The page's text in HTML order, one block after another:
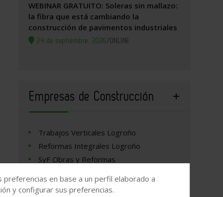
WEBINAR GRATUITO: Soleras sin mallazo:
la fibra que está cambiando la
construcción de pavimentos industriales
24 de septiembre, 2026/ONLINE
Empresas de Construcción
Trabajos Verticales Logroño
Reformas Integrales Logroño
SyF Obras y Reformas
en base a un perfil elaborado a
y configurar sus preferencias.